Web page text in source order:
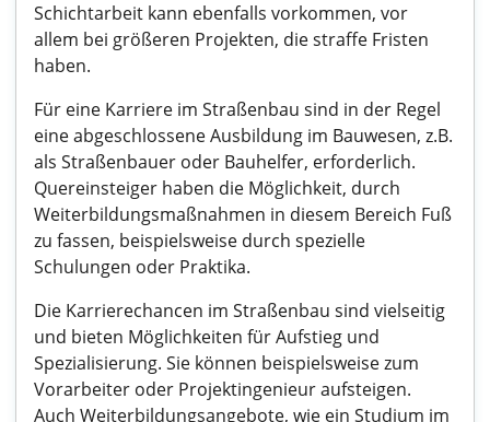
Schichtarbeit kann ebenfalls vorkommen, vor
allem bei größeren Projekten, die straffe Fristen
haben.
Für eine Karriere im Straßenbau sind in der Regel
eine abgeschlossene Ausbildung im Bauwesen, z.B.
als Straßenbauer oder Bauhelfer, erforderlich.
Quereinsteiger haben die Möglichkeit, durch
Weiterbildungsmaßnahmen in diesem Bereich Fuß
zu fassen, beispielsweise durch spezielle
Schulungen oder Praktika.
Die Karrierechancen im Straßenbau sind vielseitig
und bieten Möglichkeiten für Aufstieg und
Spezialisierung. Sie können beispielsweise zum
Vorarbeiter oder Projektingenieur aufsteigen.
Auch Weiterbildungsangebote, wie ein Studium im